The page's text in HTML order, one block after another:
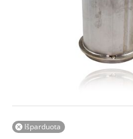
Išparduota
